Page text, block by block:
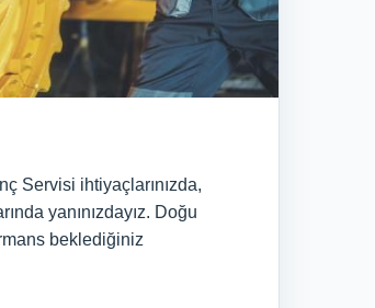
Servisi ihtiyaçlarınızda,
yanınızdayız. Doğu
beklediğiniz